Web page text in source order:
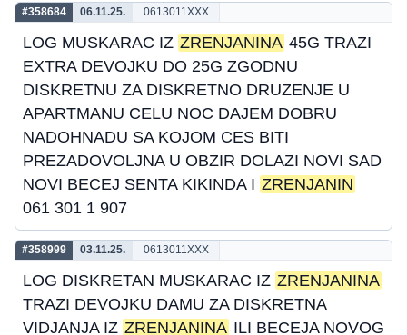
#358684 06.11.25. 0613011XXX
LOG MUSKARAC IZ ZRENJANINA 45G TRAZI
EXTRA DEVOJKU DO 25G ZGODNU
DISKRETNU ZA DISKRETNO DRUZENJE U
APARTMANU CELU NOC DAJEM DOBRU
NADOHNADU SA KOJOM CES BITI
PREZADOVOLJNA U OBZIR DOLAZI NOVI SAD
NOVI BECEJ SENTA KIKINDA I ZRENJANIN
061 301 1 907
#358999 03.11.25. 0613011XXX
LOG DISKRETAN MUSKARAC IZ ZRENJANINA
TRAZI DEVOJKU DAMU ZA DISKRETNA
VIDJANJA IZ ZRENJANINA ILI BECEJA NOVOG